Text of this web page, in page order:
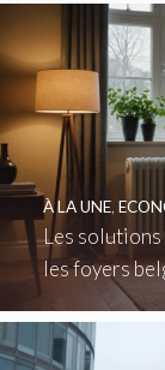
Les solutions
les foyers
À LA UNE,